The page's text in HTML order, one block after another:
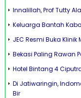
Innalillah, Prof Tutty
Keluarga Bantah
JEC Resmi Buka
Bekasi Paling Rawan
Hotel Bintang 4
Di Jatiwaringin,
Bir